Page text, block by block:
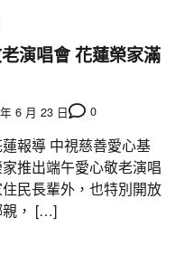
演唱會 花蓮榮家滿
6 月 23 日 0
蓮報導 中視慈善愛心基
推出端午愛心敬老演唱
民長輩外，也特別開放
親， […]